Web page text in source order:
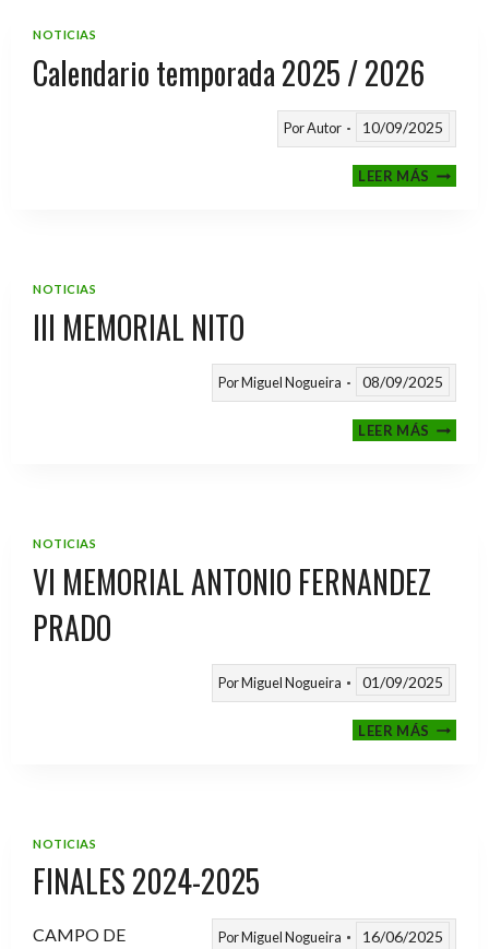
NOTICIAS
Calendario temporada 2025 / 2026
PorAutor 10/09/2025
LEER MÁS
NOTICIAS
III MEMORIAL NITO
PorMiguel Nogueira 08/09/2025
LEER MÁSIII
NOTICIAS
VI MEMORIAL ANTONIO FERNANDEZ
PRADO
PorMiguel Nogueira 01/09/2025
LEER MÁSVI
NOTICIAS
FINALES 2024-2025
PorMiguel Nogueira 16/06/2025
CAMPO DE